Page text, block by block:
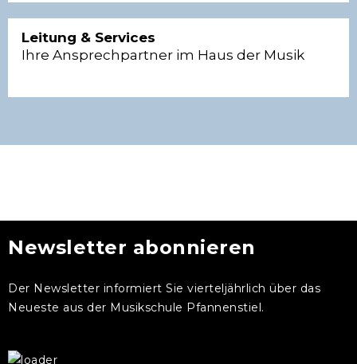
Leitung & Services
Ihre Ansprechpartner im Haus der Musik
Newsletter abonnieren
Der Newsletter informiert Sie vierteljährlich über das
Neueste aus der Musikschule Pfannenstiel.